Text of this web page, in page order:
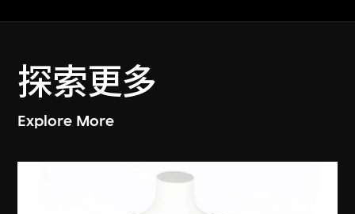
探索更多
Explore More